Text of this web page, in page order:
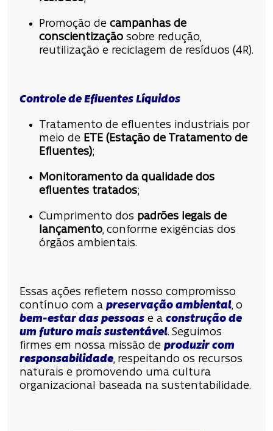
Promoção de campanhas de
conscientização sobre redução,
reutilização e reciclagem de resíduos (4R).
Controle de Efluentes Líquidos
Tratamento de efluentes industriais por
meio de ETE (Estação de Tratamento de
Efluentes);
Monitoramento da qualidade dos
efluentes tratados;
Cumprimento dos padrões legais de
lançamento, conforme exigências dos
órgãos ambientais.
Essas ações refletem nosso compromisso
contínuo com a preservação ambiental, o
bem-estar das pessoas e a construção de
um futuro mais sustentável. Seguimos
firmes em nossa missão de produzir com
responsabilidade, respeitando os recursos
naturais e promovendo uma cultura
organizacional baseada na sustentabilidade.